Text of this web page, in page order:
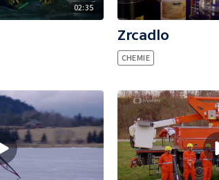
02:35
Zrcadlo
CHEMIE